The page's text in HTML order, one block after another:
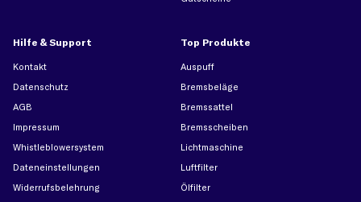
Hilfe & Support
Kontakt
Datenschutz
AGB
Impressum
Whistleblowersystem
Dateneinstellungen
Widerrufsbelehrung
Top Produkte
Auspuff
Bremsbeläge
Bremssattel
Bremsscheiben
Lichtmaschine
Luftfilter
Ölfilter